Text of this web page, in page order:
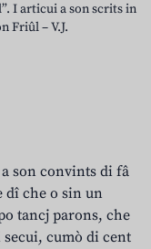
I articui a son scrits in
Friûl – V.J.
son convints di fâ
dî che o sin un
tancj parons, che
cumò di cent